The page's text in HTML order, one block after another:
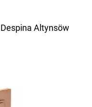
Altynsöw